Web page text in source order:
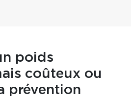
poids
coûteux ou
prévention